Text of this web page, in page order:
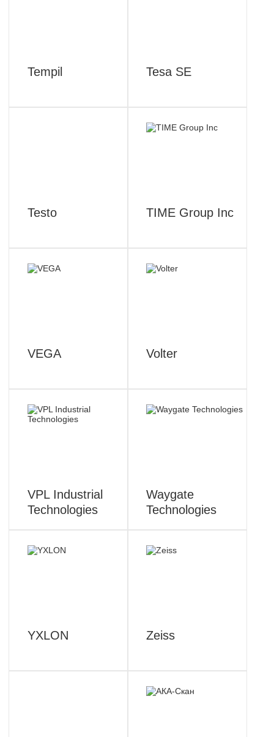
Tempil Tesa SE
Testo TIME Group Inc
VEGA Volter
VPL Industrial
Technologies
Waygate
Technologies
YXLON Zeiss